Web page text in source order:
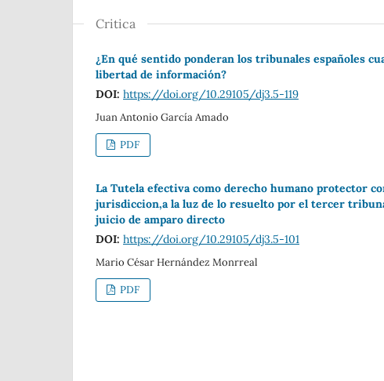
Critica
¿En qué sentido ponderan los tribunales españoles
libertad de información?
DOI: https://doi.org/10.29105/dj3.5-119
Juan Antonio García Amado
PDF
La Tutela efectiva como derecho humano protector
jurisdiccion,a la luz de lo resuelto por el tercer
juicio de amparo directo
DOI: https://doi.org/10.29105/dj3.5-101
Mario César Hernández Monrreal
PDF